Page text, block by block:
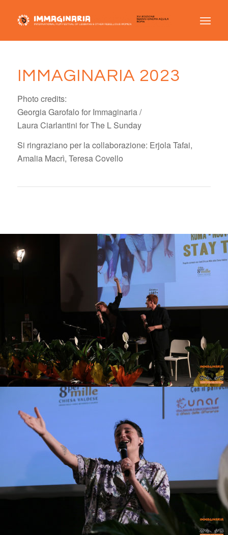
IMMAGINARIA 2023
Photo credits:
Georgia Garofalo for Immaginaria /
Laura Ciarlantini for The L Sunday
Si ringraziano per la collaborazione: Erjola Tafai,
Amalia Macrì, Teresa Covello